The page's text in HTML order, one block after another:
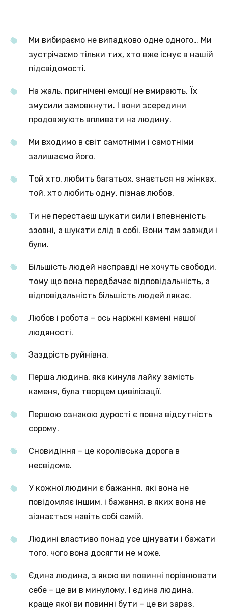
Ми вибираємо не випадково одне одного… Ми
зустрічаємо тільки тих, хто вже існує в нашій
підсвідомості.
На жаль, пригнічені емоції не вмирають. Їх
змусили замовкнути. І вони зсередини
продовжують впливати на людину.
Ми входимо в світ самотніми і самотніми
залишаємо його.
Той хто, любить багатьох, знається на жінках,
той, хто любить одну, пізнає любов.
Ти не перестаєш шукати сили і впевненість
ззовні, а шукати слід в собі. Вони там завжди і
були.
Більшість людей насправді не хочуть свободи,
тому що вона передбачає відповідальність, а
відповідальність більшість людей лякає.
Любов і робота – ось наріжні камені нашої
людяності.
Заздрість руйнівна.
Перша людина, яка кинула лайку замість
каменя, була творцем цивілізації.
Першою ознакою дурості є повна відсутність
сорому.
Сновидіння – це королівська дорога в
несвідоме.
У кожної людини є бажання, які вона не
повідомляє іншим, і бажання, в яких вона не
зізнається навіть собі самій.
Людині властиво понад усе цінувати і бажати
того, чого вона досягти не може.
Єдина людина, з якою ви повинні порівнювати
себе – це ви в минулому. І єдина людина,
краще якої ви повинні бути – це ви зараз.